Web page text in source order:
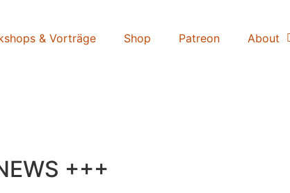
& Vorträge Shop Patreon About
+++